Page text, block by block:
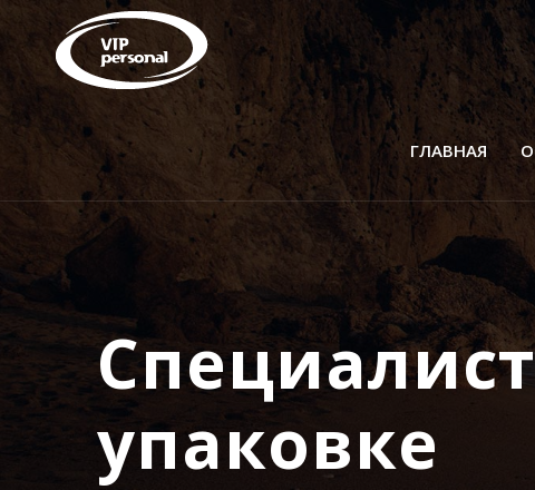
ГЛАВНАЯ
упаковке